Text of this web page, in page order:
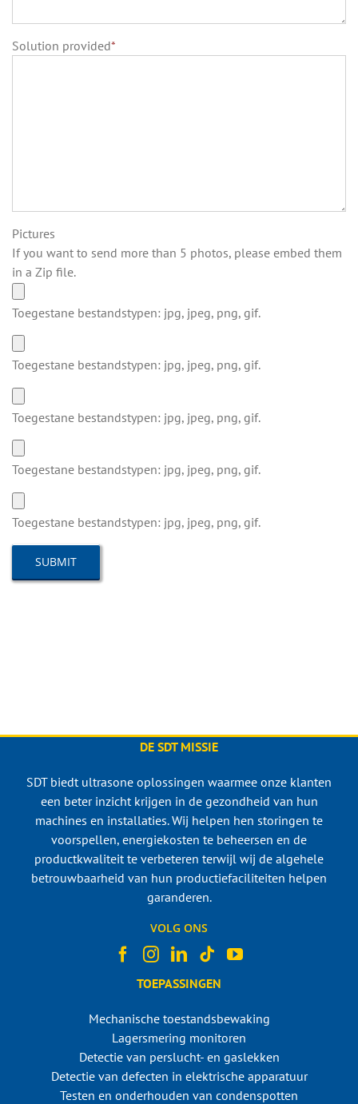
Solution provided*
Pictures
If you want to send more than 5 photos, please embed them
in a Zip file.
Toegestane bestandstypen: jpg, jpeg, png, gif.
Toegestane bestandstypen: jpg, jpeg, png, gif.
Toegestane bestandstypen: jpg, jpeg, png, gif.
Toegestane bestandstypen: jpg, jpeg, png, gif.
Toegestane bestandstypen: jpg, jpeg, png, gif.
DE SDT MISSIE
SDT biedt ultrasone oplossingen waarmee onze klanten
een beter inzicht krijgen in de gezondheid van hun
machines en installaties. Wij helpen hen storingen te
voorspellen, energiekosten te beheersen en de
productkwaliteit te verbeteren terwijl wij de algehele
betrouwbaarheid van hun productiefaciliteiten helpen
garanderen.
VOLG ONS
TOEPASSINGEN
Mechanische toestandsbewaking
Lagersmering monitoren
Detectie van perslucht- en gaslekken
Detectie van defecten in elektrische apparatuur
Testen en onderhouden van condenspotten